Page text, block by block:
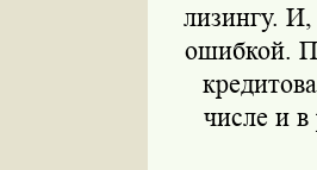
лизингу.
ошибкой.
числе и